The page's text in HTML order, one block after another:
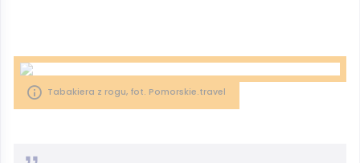
Tabakiera z rogu, fot. Pomorskie.travel